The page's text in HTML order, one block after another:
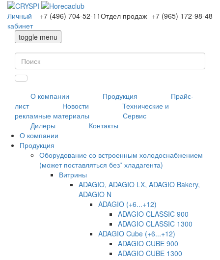
Личный
кабинет
+7 (496) 704-52-11Отдел продаж +7 (965) 172-98-48
toggle menu
О компании Продукция
Прайс-
лист
Новости
Технические и
рекламные материалы
Сервис
Дилеры
Контакты
О компании
Продукция
Оборудование со встроенным холодоснабжением
(может поставляться без* хладагента)
Витрины
ADAGIO, ADAGIO LX, ADAGIO Bakery,
ADAGIO N
ADAGIO (+6...+12)
ADAGIO CLASSIC 900
ADAGIO CLASSIC 1300
ADAGIO Cube (+6...+12)
ADAGIO CUBE 900
ADAGIO CUBE 1300